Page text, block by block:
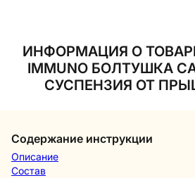
ИНФОРМАЦИЯ О
IMMUNO БОЛТУШКА
СУСПЕНЗИЯ ОТ
Содержание инструкции
Описание
Состав